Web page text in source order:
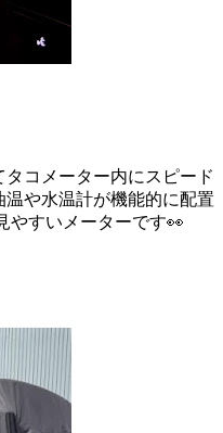
コメーター内にスピード
温や水温計が機能的に配置
やすいメーターです👀